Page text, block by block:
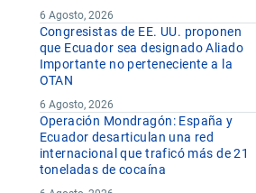
6 Agosto, 2026
Congresistas de EE. UU. proponen
que Ecuador sea designado Aliado
Importante no perteneciente a la
OTAN
6 Agosto, 2026
Operación Mondragón: España y
Ecuador desarticulan una red
internacional que traficó más de 21
toneladas de cocaína